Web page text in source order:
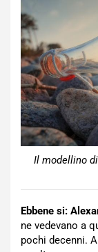
Il modellino
Ebbene si:
ne vedevano a
pochi decenni.